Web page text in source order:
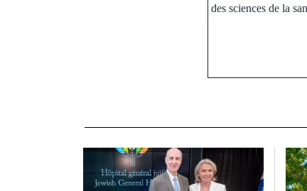
des sciences de la